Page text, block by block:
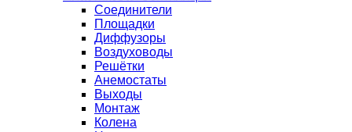
Соединители
Площадки
Диффузоры
Воздуховоды
Решётки
Анемостаты
Выходы
Монтаж
Колена